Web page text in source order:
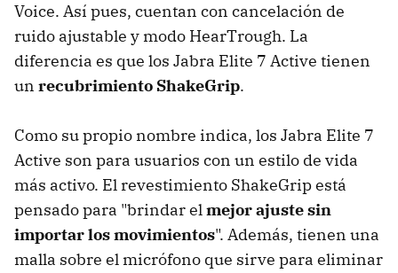
Voice. Así pues, cuentan con cancelación de
ruido ajustable y modo HearTrough. La
diferencia es que los Jabra Elite 7 Active tienen
un recubrimiento ShakeGrip.
Como su propio nombre indica, los Jabra Elite 7
Active son para usuarios con un estilo de vida
más activo. El revestimiento ShakeGrip está
pensado para "brindar elmejor ajuste sin
importar los movimientos". Además, tienen una
malla sobre el micrófono que sirve para eliminar